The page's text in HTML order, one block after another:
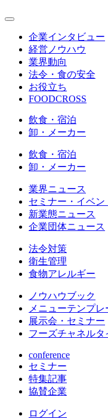
企業インタビュー
経営ノウハウ
業界動向
法令・食の安全
お役立ち
FOODCROSS
飲食・宿泊
卸・メーカー
飲食・宿泊
卸・メーカー
業界ニュース
セミナー・イベン
新業態ニュース
企業団体ニュース
法令対策
衛生管理
食物アレルギー
ノウハウブック
メニューテンプレ
展示会・セミナー
フーズチャネルタ
conference
セミナー
特集記事
協賛企業
ログイン